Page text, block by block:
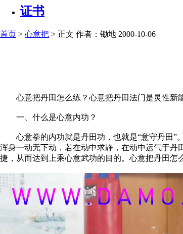
证书
首页 > 心意把 > 正文 作者：锄地 2000-10-06
心意把丹田怎么练？心意把丹田法门是灵性新
一、什么是心意内功？
心意拳的内功就是丹田功，也就是“意守丹田”。
浑身一动无下动，若在动中求静，在动中运气于
捷，从而达到上乘心意武功的目的。心意把丹田怎